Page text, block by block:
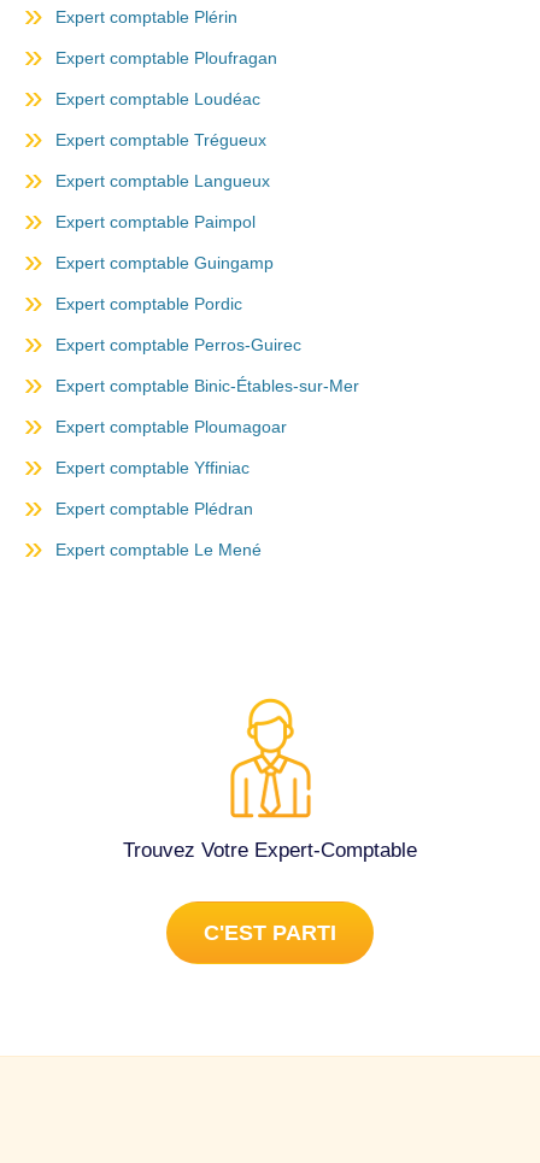
Expert comptable Plérin
Expert comptable Ploufragan
Expert comptable Loudéac
Expert comptable Trégueux
Expert comptable Langueux
Expert comptable Paimpol
Expert comptable Guingamp
Expert comptable Pordic
Expert comptable Perros-Guirec
Expert comptable Binic-Étables-sur-Mer
Expert comptable Ploumagoar
Expert comptable Yffiniac
Expert comptable Plédran
Expert comptable Le Mené
Trouvez Votre Expert-Comptable
C'EST PARTI